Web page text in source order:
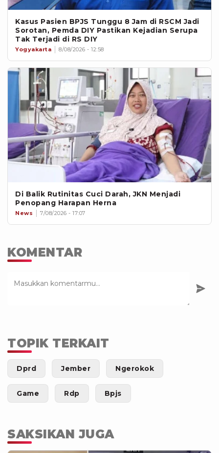
Kasus Pasien BPJS Tunggu 8 Jam di RSCM Jadi
Sorotan, Pemda DIY Pastikan Kejadian Serupa
Tak Terjadi di RS DIY
Yogyakarta 8/08/2026 - 12:58
Di Balik Rutinitas Cuci Darah, JKN Menjadi
Penopang Harapan Herna
News 7/08/2026 - 17:07
KOMENTAR
TOPIK TERKAIT
Dprd Jember Ngerokok
Game Rdp Bpjs
SAKSIKAN JUGA